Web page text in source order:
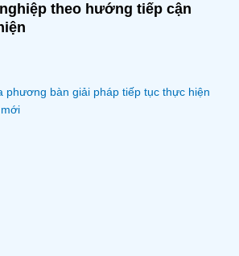
theo hướng tiếp cận